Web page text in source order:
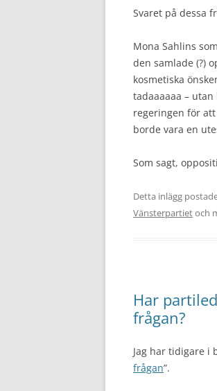
Svaret på dessa
Mona Sahlins
den samlade (?)
kosmetiska
tadaaaaaa –
regeringen för
borde vara en
Som sagt,
Detta inlägg
Vänsterpartietoch
Har
frågan?
Jag har tidigare i
frågan”.